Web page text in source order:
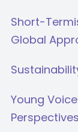
Short-
Global
Young
Perspectives